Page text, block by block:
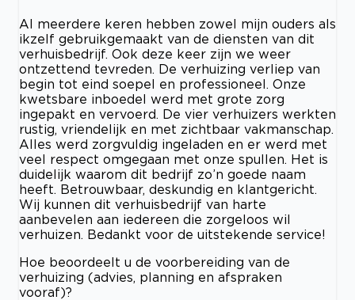
Al meerdere keren hebben zowel mijn ouders als
ikzelf gebruikgemaakt van de diensten van dit
verhuisbedrijf. Ook deze keer zijn we weer
ontzettend tevreden. De verhuizing verliep van
begin tot eind soepel en professioneel. Onze
kwetsbare inboedel werd met grote zorg
ingepakt en vervoerd. De vier verhuizers werkten
rustig, vriendelijk en met zichtbaar vakmanschap.
Alles werd zorgvuldig ingeladen en er werd met
veel respect omgegaan met onze spullen. Het is
duidelijk waarom dit bedrijf zo’n goede naam
heeft. Betrouwbaar, deskundig en klantgericht.
Wij kunnen dit verhuisbedrijf van harte
aanbevelen aan iedereen die zorgeloos wil
verhuizen. Bedankt voor de uitstekende service!
Hoe beoordeelt u de voorbereiding van de
verhuizing (advies, planning en afspraken
vooraf)?